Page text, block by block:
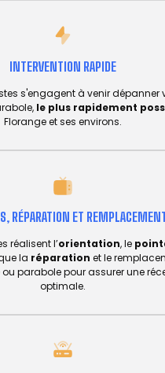
INTERVENTION RAPIDE
s'engagent à venir dépanner
le plus rapidement
Florange et ses environs.
RÉPARATION ET
réalisent l’orientation, le
la réparation et le
parabole pour assurer une
optimale.